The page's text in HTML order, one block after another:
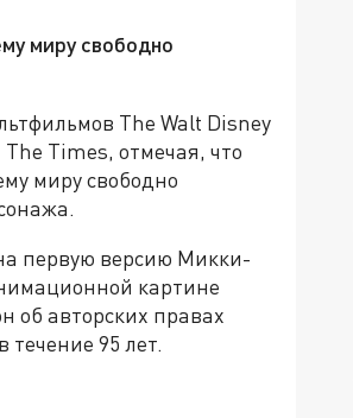
миру свободно
The Walt Disney
Times, отмечая, что
миру свободно
первую версию Микки-
картине
об авторских правах
95 лет.